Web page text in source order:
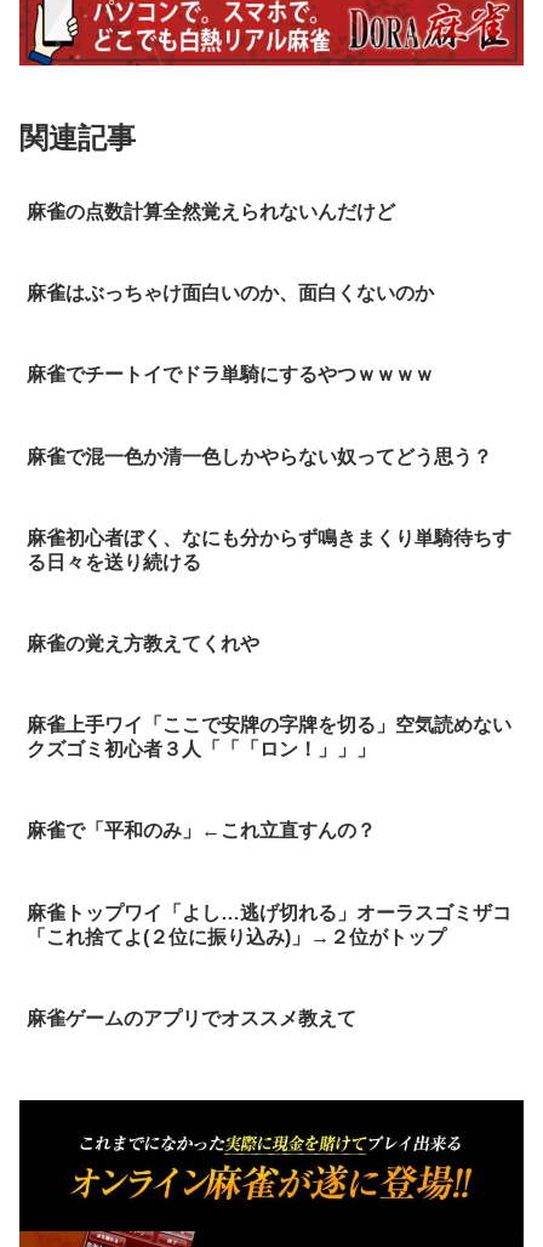
関連記事
麻雀の点数計算全然覚えられないんだけど
麻雀はぶっちゃけ面白いのか、面白くないのか
麻雀でチートイでドラ単騎にするやつｗｗｗｗ
麻雀で混一色か清一色しかやらない奴ってどう思う？
麻雀初心者ぼく、なにも分からず鳴きまくり単騎待ちす
る日々を送り続ける
麻雀の覚え方教えてくれや
麻雀上手ワイ「ここで安牌の字牌を切る」空気読めない
クズゴミ初心者３人「「「ロン！」」」
麻雀で「平和のみ」←これ立直すんの？
麻雀トップワイ「よし…逃げ切れる」オーラスゴミザコ
「これ捨てよ(２位に振り込み)」→２位がトップ
麻雀ゲームのアプリでオススメ教えて